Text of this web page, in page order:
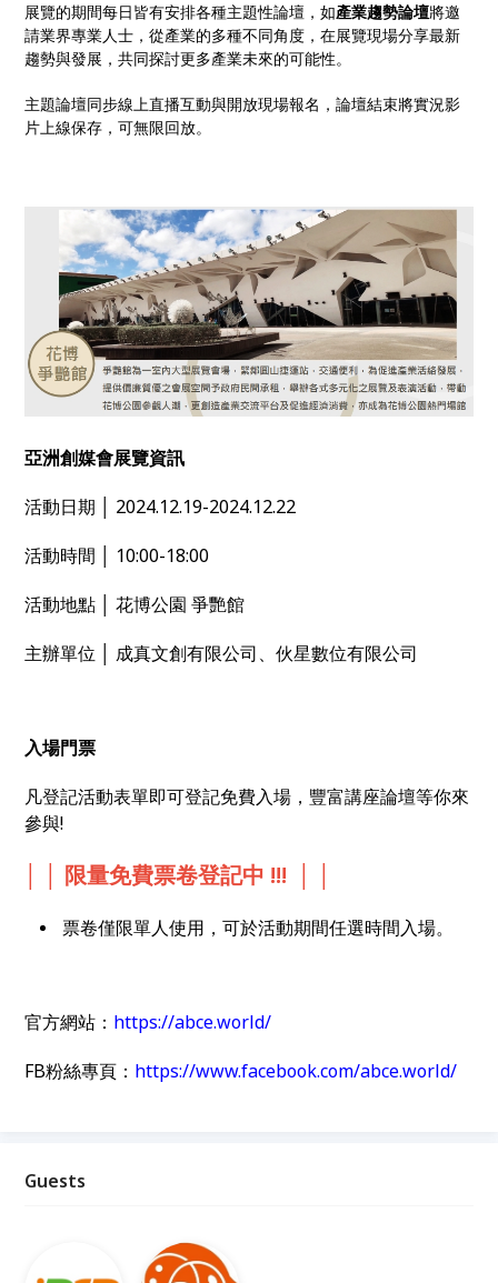
展覽的期間每日皆有安排各種主題性論壇，如產業趨勢論壇將邀
請業界專業人士，從產業的多種不同角度，在展覽現場分享最新
趨勢與發展，共同探討更多產業未來的可能性。
主題論壇同步線上直播互動與開放現場報名，論壇結束將實況影
片上線保存，可無限回放。
亞洲創媒會展覽資訊
活動日期 │ 2024.12.19-2024.12.22
活動時間 │ 10:00-18:00
活動地點 │ 花博公園 爭艷館
主辦單位 │ 成真文創有限公司、伙星數位有限公司
入場門票
凡登記活動表單即可登記免費入場，豐富講座論壇等你來
參與!
│ │ 限量免費票卷登記中 !!! │ │
票卷僅限單人使用，可於活動期間任選時間入場。
官方網站： https://abce.world/
FB粉絲專頁： https://www.facebook.com/abce.world/
Guests